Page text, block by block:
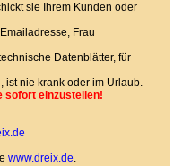
sie Ihrem Kunden oder
Frau
Datenblätter, für
ist nie krank oder im Urlaub.
sofort einzustellen!
www.dreix.de.